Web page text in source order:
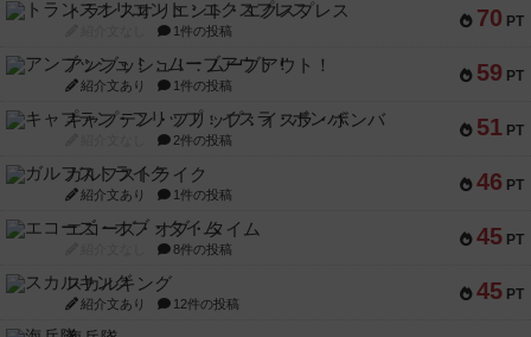
70 PT
トランスオリエント・エクスプレス
1件の投稿
59 PT
アンブッシュ！：ムーブアウト！
紹介文あり 1件の投稿
51 PT
キャプテン・フリップ：イスラ・ボンバ
2件の投稿
46 PT
ガルフストライク
紹介文あり 1件の投稿
45 PT
エコーズ・オブ・タイム
8件の投稿
45 PT
スカルキング
紹介文あり 12件の投稿